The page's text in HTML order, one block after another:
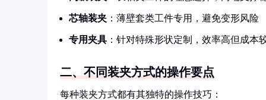
芯轴装夹 ：薄壁套类工件专用，避免变形风险
专用夹具 ：针对特殊形状定制，效率高但成本
二、不同装夹方式的操作要点
每种装夹方式都有其独特的操作技巧：